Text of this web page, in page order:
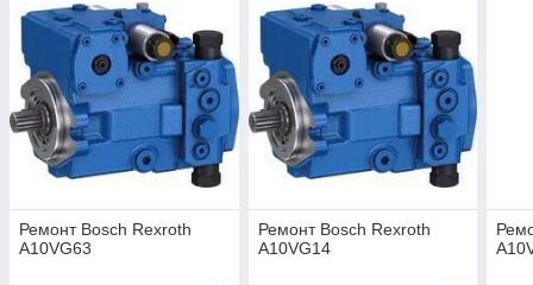
Ремонт Bosch Rexroth
A10VG63
Ремонт Bosch Rexroth
A10VG14